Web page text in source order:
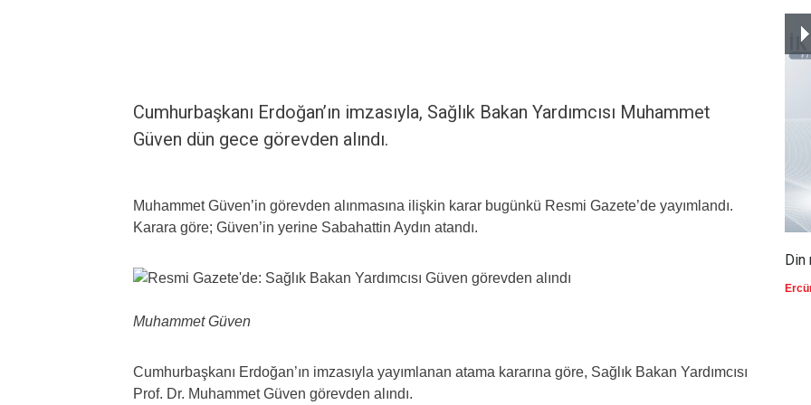
Cumhurbaşkanı Erdoğan’ın imzasıyla, Sağlık Bakan Yardımcısı Muhammet
Güven dün gece görevden alındı.
Muhammet Güven’in görevden alınmasına ilişkin karar bugünkü Resmi Gazete’de yayımlandı.
Karara göre; Güven’in yerine Sabahattin Aydın atandı.
Muhammet Güven
Cumhurbaşkanı Erdoğan’ın imzasıyla yayımlanan atama kararına göre, Sağlık Bakan Yardımcısı
Prof. Dr. Muhammet Güven görevden alındı.
Din